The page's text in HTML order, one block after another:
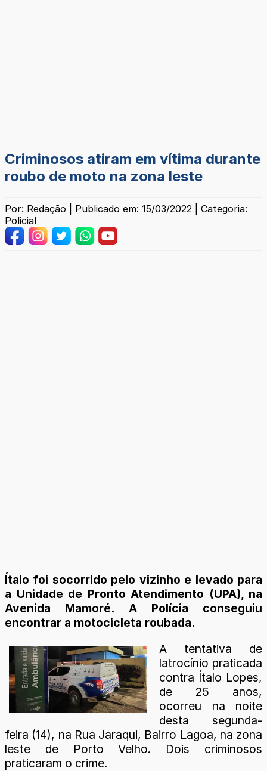
Criminosos atiram em vítima durante
roubo de moto na zona leste
Por: Redação | Publicado em: 15/03/2022 | Categoria:
Policial
Ítalo foi socorrido pelo vizinho e levado para
a Unidade de Pronto Atendimento (UPA), na
Avenida Mamoré. A Polícia conseguiu
encontrar a motocicleta roubada.
A tentativa de
latrocínio praticada
contra Ítalo Lopes,
de 25 anos,
ocorreu na noite
desta segunda-
feira (14), na Rua Jaraqui, Bairro Lagoa, na zona
leste de Porto Velho. Dois criminosos
praticaram o crime.